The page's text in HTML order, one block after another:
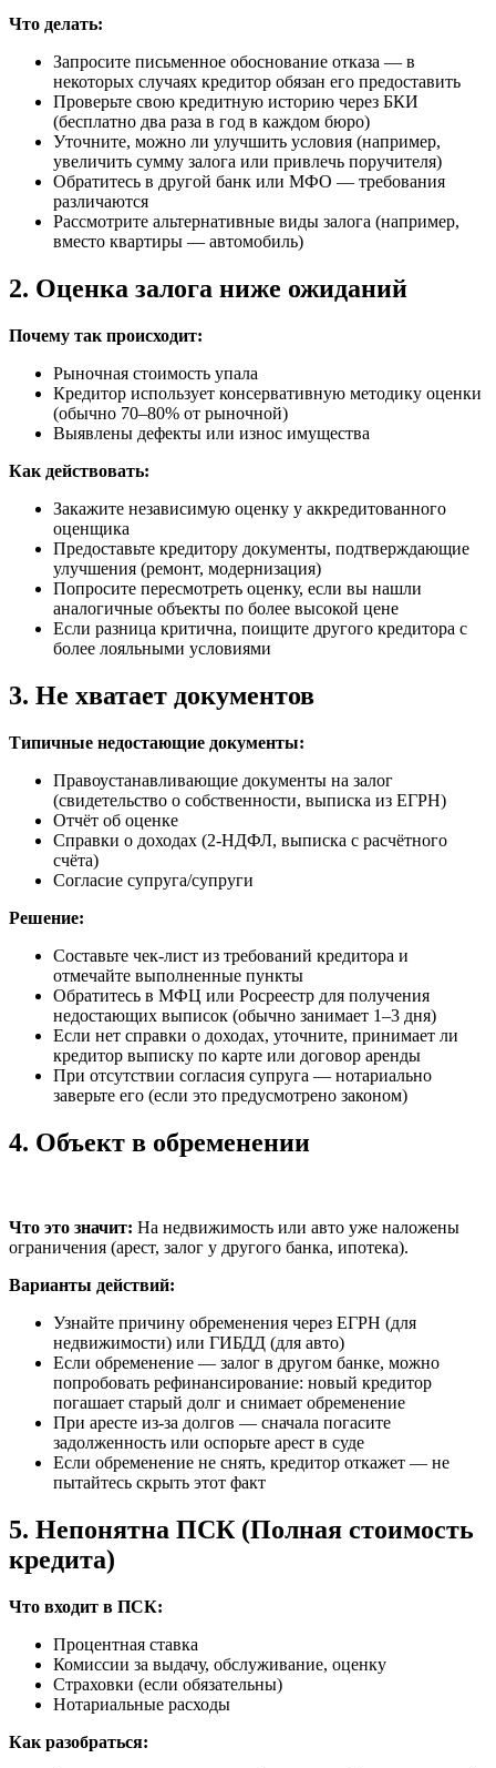
Что делать:
Запросите письменное обоснование отказа — в
некоторых случаях кредитор обязан его предоставить
Проверьте свою кредитную историю через БКИ
(бесплатно два раза в год в каждом бюро)
Уточните, можно ли улучшить условия (например,
увеличить сумму залога или привлечь поручителя)
Обратитесь в другой банк или МФО — требования
различаются
Рассмотрите альтернативные виды залога (например,
вместо квартиры — автомобиль)
2. Оценка залога ниже ожиданий
Почему так происходит:
Рыночная стоимость упала
Кредитор использует консервативную методику оценки
(обычно 70–80% от рыночной)
Выявлены дефекты или износ имущества
Как действовать:
Закажите независимую оценку у аккредитованного
оценщика
Предоставьте кредитору документы, подтверждающие
улучшения (ремонт, модернизация)
Попросите пересмотреть оценку, если вы нашли
аналогичные объекты по более высокой цене
Если разница критична, поищите другого кредитора с
более лояльными условиями
3. Не хватает документов
Типичные недостающие документы:
Правоустанавливающие документы на залог
(свидетельство о собственности, выписка из ЕГРН)
Отчёт об оценке
Справки о доходах (2-НДФЛ, выписка с расчётного
счёта)
Согласие супруга/супруги
Решение:
Составьте чек-лист из требований кредитора и
отмечайте выполненные пункты
Обратитесь в МФЦ или Росреестр для получения
недостающих выписок (обычно занимает 1–3 дня)
Если нет справки о доходах, уточните, принимает ли
кредитор выписку по карте или договор аренды
При отсутствии согласия супруга — нотариально
заверьте его (если это предусмотрено законом)
4. Объект в обременении
Что это значит: На недвижимость или авто уже наложены
ограничения (арест, залог у другого банка, ипотека).
Варианты действий:
Узнайте причину обременения через ЕГРН (для
недвижимости) или ГИБДД (для авто)
Если обременение — залог в другом банке, можно
попробовать рефинансирование: новый кредитор
погашает старый долг и снимает обременение
При аресте из-за долгов — сначала погасите
задолженность или оспорьте арест в суде
Если обременение не снять, кредитор откажет — не
пытайтесь скрыть этот факт
5. Непонятна ПСК (Полная стоимость
кредита)
Что входит в ПСК:
Процентная ставка
Комиссии за выдачу, обслуживание, оценку
Страховки (если обязательны)
Нотариальные расходы
Как разобраться: